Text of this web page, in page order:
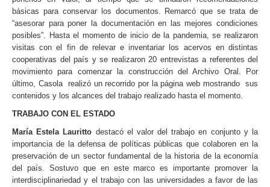
básicas para conservar los documentos. Remarcó que se trata de
“asesorar para poner la documentación en las mejores condiciones
posibles”. Hasta el momento de inicio de la pandemia, se realizaron
visitas con el fin de relevar e inventariar los acervos en distintas
cooperativas del país y se realizaron 20 entrevistas a referentes del
movimiento para comenzar la construcción del Archivo Oral. Por
último, Casola realizó un recorrido por la página web mostrando sus
contenidos y los alcances del trabajo realizado hasta el momento.
TRABAJO CON EL ESTADO
María Estela Lauritto destacó el valor del trabajo en conjunto y la
importancia de la defensa de políticas públicas que colaboren en la
preservación de un sector fundamental de la historia de la economía
del país. Sostuvo que en este marco es importante promover la
interdisciplinariedad y el trabajo con las universidades a favor de las